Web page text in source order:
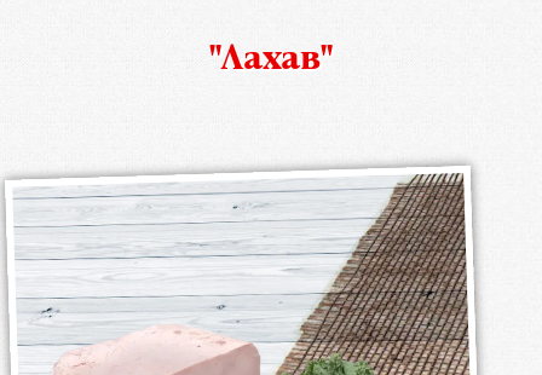
"Лахав"